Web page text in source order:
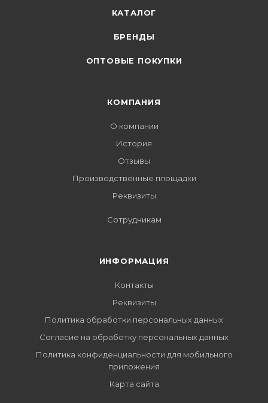
КАТАЛОГ
БРЕНДЫ
ОПТОВЫЕ ПОКУПКИ
КОМПАНИЯ
О компании
История
Отзывы
Производственные площадки
Реквизиты
Сотрудникам
ИНФОРМАЦИЯ
Контакты
Реквизиты
Политика обработки персональных данных
Согласие на обработку персональных данных
Политика конфиденциальности для мобильного
приложения
Карта сайта